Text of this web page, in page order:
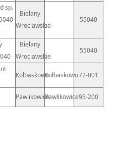
sp.
Bielany
Wroclawskie
55040
Bielany
Wroclawskie
55040
KołbaskowoKołbaskowo72-001
PawlikowicePawlikowice95-200